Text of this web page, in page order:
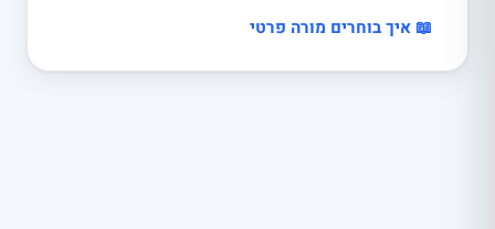
📖 איך בוחרים מורה פרטי